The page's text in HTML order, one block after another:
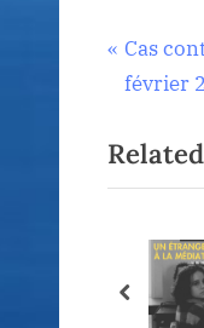
P
r
v
i
s
Cas
février
prev